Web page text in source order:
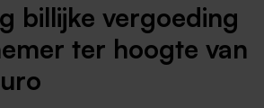
billijke vergoeding
ter hoogte van